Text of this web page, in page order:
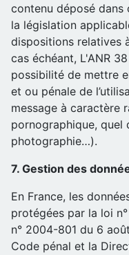
contenu déposé
la législation
dispositions relatives
cas échéant, L'ANR
possibilité de mettre
et ou pénale de
message à caractère
pornographique,
photographie…).
7. Gestion des
En France, les
protégées par la loi
n° 2004-801 du 6
Code pénal et la